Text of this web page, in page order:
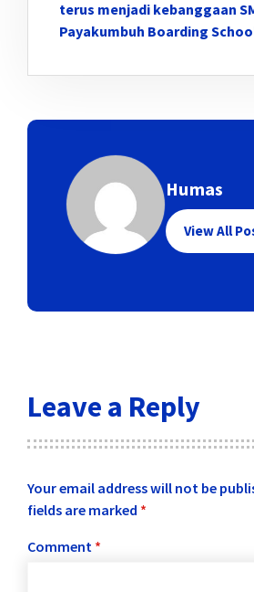
terus menjadi kebanggaan
Payakumbuh Boarding
Humas
View All
Leave a Reply
Your email address will not be
fields are marked *
Comment *